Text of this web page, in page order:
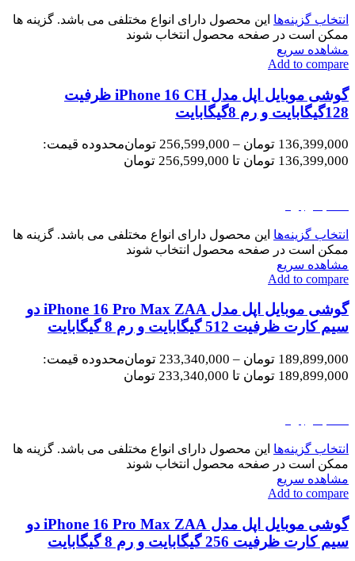
انتخاب گزینه‌ها این محصول دارای انواع مختلفی می باشد. گزینه ها
ممکن است در صفحه محصول انتخاب شوند
مشاهده سریع
Add to compare
گوشی موبایل اپل مدل iPhone 16 CH ظرفیت
128گیگابایت و رم 8گیگابایت
136,399,000 تومان –
256,599,000 تومانمحدوده قیمت:
136,399,000 تومان تا 256,599,000 تومان
انتخاب گزینه‌ها این محصول دارای انواع مختلفی می باشد. گزینه ها
ممکن است در صفحه محصول انتخاب شوند
مشاهده سریع
Add to compare
گوشی موبایل اپل مدل iPhone 16 Pro Max ZAA دو
سیم کارت ظرفیت 512 گیگابایت و رم 8 گیگابایت
189,899,000 تومان –
233,340,000 تومانمحدوده قیمت:
189,899,000 تومان تا 233,340,000 تومان
انتخاب گزینه‌ها این محصول دارای انواع مختلفی می باشد. گزینه ها
ممکن است در صفحه محصول انتخاب شوند
مشاهده سریع
Add to compare
گوشی موبایل اپل مدل iPhone 16 Pro Max ZAA دو
سیم کارت ظرفیت 256 گیگابایت و رم 8 گیگابایت